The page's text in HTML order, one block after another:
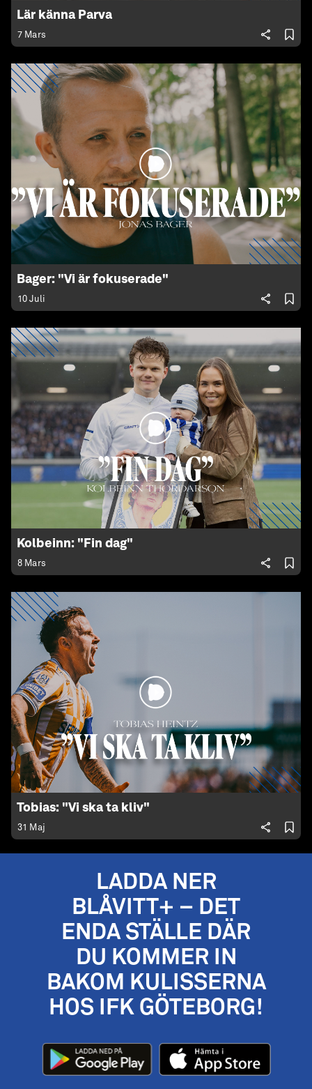
Lär känna Parva
7 Mars
Bager: "Vi är fokuserade"
10 Juli
Kolbeinn: "Fin dag"
8 Mars
Tobias: "Vi ska ta kliv"
31 Maj
LADDA NER
BLÅVITT+ – DET
ENDA STÄLLE DÄR
DU KOMMER IN
BAKOM KULISSERNA
HOS IFK GÖTEBORG!